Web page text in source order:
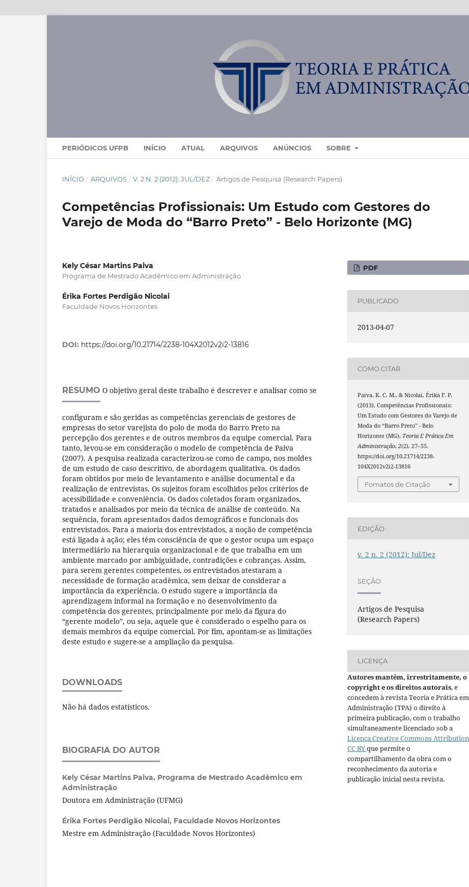
PERIÓDICOS UFPB INÍCIO ATUAL ARQUIVOS ANÚNCIOS SOBRE
INÍCIO / ARQUIVOS / V. 2 N. 2 (2012): JUL/DEZ / Artigos de Pesquisa (Research Papers)
Competências Profissionais: Um Estudo com Gestores do
Varejo de Moda do “Barro Preto” - Belo Horizonte (MG)
Kely César Martins Paiva
Programa de Mestrado Acadêmico em Administração
Érika Fortes Perdigão Nicolai
Faculdade Novos Horizontes
DOI: https://doi.org/10.21714/2238-104X2012v2i2-13816
RESUMO O objetivo geral deste trabalho é descrever e analisar como se
configuram e são geridas as competências gerenciais de gestores de
empresas do setor varejista do polo de moda do Barro Preto na
percepção dos gerentes e de outros membros da equipe comercial. Para
tanto, levou-se em consideração o modelo de competência de Paiva
(2007). A pesquisa realizada caracterizou-se como de campo, nos moldes
de um estudo de caso descritivo, de abordagem qualitativa. Os dados
foram obtidos por meio de levantamento e análise documental e da
realização de entrevistas. Os sujeitos foram escolhidos pelos critérios de
acessibilidade e conveniência. Os dados coletados foram organizados,
tratados e analisados por meio da técnica de análise de conteúdo. Na
sequência, foram apresentados dados demográficos e funcionais dos
entrevistados. Para a maioria dos entrevistados, a noção de competência
está ligada à ação; eles têm consciência de que o gestor ocupa um espaço
intermediário na hierarquia organizacional e de que trabalha em um
ambiente marcado por ambiguidade, contradições e cobranças. Assim,
para serem gerentes competentes, os entrevistados atestaram a
necessidade de formação acadêmica, sem deixar de considerar a
importância da experiência. O estudo sugere a importância da
aprendizagem informal na formação e no desenvolvimento da
competência dos gerentes, principalmente por meio da figura do
“gerente modelo”, ou seja, aquele que é considerado o espelho para os
demais membros da equipe comercial. Por fim, apontam-se as limitações
deste estudo e sugere-se a ampliação da pesquisa.
DOWNLOADS
Não há dados estatísticos.
BIOGRAFIA DO AUTOR
Kely César Martins Paiva, Programa de Mestrado Acadêmico em
Administração
Doutora em Administração (UFMG)
Érika Fortes Perdigão Nicolai, Faculdade Novos Horizontes
Mestre em Administração (Faculdade Novos Horizontes)
PDF
PUBLICADO
2013-04-07
COMO CITAR
Paiva, K. C. M., & Nicolai, Érika F. P.
(2013). Competências Profissionais:
Um Estudo com Gestores do Varejo de
Moda do “Barro Preto” - Belo
Horizonte (MG). Teoria E Prática Em
Administração,2(2), 27–55.
https://doi.org/10.21714/2238-
104X2012v2i2-13816
Fomatos de Citação
EDIÇÃO
v. 2 n. 2 (2012): Jul/Dez
SEÇÃO
Artigos de Pesquisa
(Research Papers)
LICENÇA
Autores mantêm, irrestritamente, o
copyright e os direitos autorais, e
concedem à revista Teoria e Prática em
Administração (TPA) o direito à
primeira publicação, com o trabalho
simultaneamente licenciado sob a
Licença Creative Commons Attribution
CC BYque permite o
compartilhamento da obra com o
reconhecimento da autoria e
publicação inicial nesta revista.